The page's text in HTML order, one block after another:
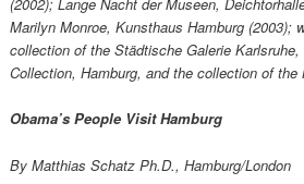
Marilyn Monroe, Kunsthaus Hamburg (2003);
collection of the Städtische Galerie
Collection, Hamburg, and the collection of the
Obama’s People Visit Hamburg
By Matthias Schatz Ph.D., Hamburg/London